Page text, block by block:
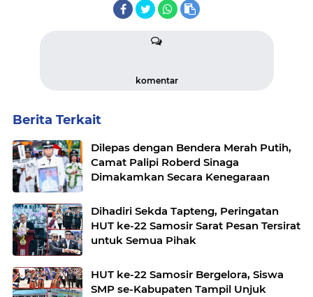
komentar
Berita Terkait
Dilepas dengan Bendera Merah Putih,
Camat Palipi Roberd Sinaga
Dimakamkan Secara Kenegaraan
Dihadiri Sekda Tapteng, Peringatan
HUT ke-22 Samosir Sarat Pesan Tersirat
untuk Semua Pihak
HUT ke-22 Samosir Bergelora, Siswa
SMP se-Kabupaten Tampil Unjuk